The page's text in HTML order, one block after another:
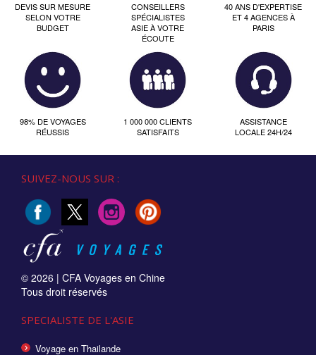
DEVIS SUR MESURE
SELON VOTRE
BUDGET
CONSEILLERS
SPÉCIALISTES
ASIE À VOTRE
ÉCOUTE
40 ANS D'EXPERTISE
ET 4 AGENCES À
PARIS
98% DE VOYAGES
RÉUSSIS
1 000 000 CLIENTS
SATISFAITS
ASSISTANCE
LOCALE 24H/24
SUIVEZ-NOUS SUR :
© 2026 | CFA Voyages en Chine
Tous droit réservés
SPECIALISTE DE L'ASIE
Voyage en Thailande